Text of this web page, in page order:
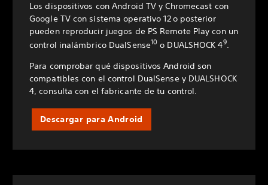
Los dispositivos con Android TV y Chromecast con
Google TV con sistema operativo 12 o posterior
pueden reproducir juegos de PS Remote Play con un
control inalámbrico DualSense10 o DUALSHOCK 49.
Para comprobar qué dispositivos Android son
compatibles con el control DualSense y DUALSHOCK
4, consulta con el fabricante de tu control.
Descargar para Android